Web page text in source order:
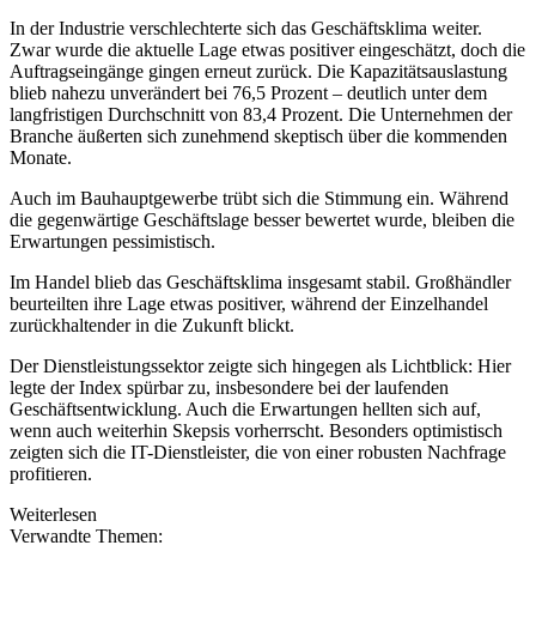
In der Industrie verschlechterte sich das Geschäftsklima weiter.
Zwar wurde die aktuelle Lage etwas positiver eingeschätzt, doch die
Auftragseingänge gingen erneut zurück. Die Kapazitätsauslastung
blieb nahezu unverändert bei 76,5 Prozent – deutlich unter dem
langfristigen Durchschnitt von 83,4 Prozent. Die Unternehmen der
Branche äußerten sich zunehmend skeptisch über die kommenden
Monate.
Auch im Bauhauptgewerbe trübt sich die Stimmung ein. Während
die gegenwärtige Geschäftslage besser bewertet wurde, bleiben die
Erwartungen pessimistisch.
Im Handel blieb das Geschäftsklima insgesamt stabil. Großhändler
beurteilten ihre Lage etwas positiver, während der Einzelhandel
zurückhaltender in die Zukunft blickt.
Der Dienstleistungssektor zeigte sich hingegen als Lichtblick: Hier
legte der Index spürbar zu, insbesondere bei der laufenden
Geschäftsentwicklung. Auch die Erwartungen hellten sich auf,
wenn auch weiterhin Skepsis vorherrscht. Besonders optimistisch
zeigten sich die IT-Dienstleister, die von einer robusten Nachfrage
profitieren.
Weiterlesen
Verwandte Themen: